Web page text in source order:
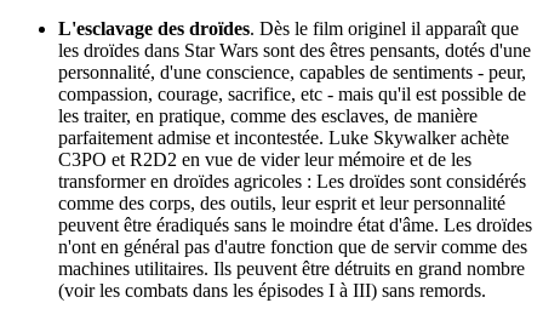
L'esclavage des droïdes. Dès le film originel il apparaît que
les droïdes dans Star Wars sont des êtres pensants, dotés d'une
personnalité, d'une conscience, capables de sentiments - peur,
compassion, courage, sacrifice, etc - mais qu'il est possible de
les traiter, en pratique, comme des esclaves, de manière
parfaitement admise et incontestée. Luke Skywalker achète
C3PO et R2D2 en vue de vider leur mémoire et de les
transformer en droïdes agricoles : Les droïdes sont considérés
comme des corps, des outils, leur esprit et leur personnalité
peuvent être éradiqués sans le moindre état d'âme. Les droïdes
n'ont en général pas d'autre fonction que de servir comme des
machines utilitaires. Ils peuvent être détruits en grand nombre
(voir les combats dans les épisodes I à III) sans remords.